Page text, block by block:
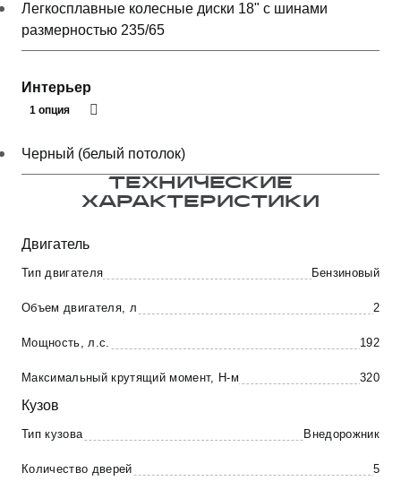
Легкосплавные колесные диски 18" с шинами
размерностью 235/65
Интерьер
1 опция
Черный (белый потолок)
ТЕХНИЧЕСКИЕ
ХАРАКТЕРИСТИКИ
Двигатель
Тип двигателя Бензиновый
Объем двигателя, л 2
Мощность, л.с. 192
Максимальный крутящий момент, Н-м 320
Кузов
Тип кузова Внедорожник
Количество дверей 5